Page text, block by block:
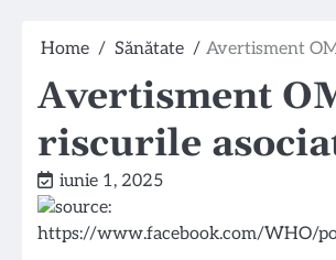
Home Sănătate Avertisment
Avertisment
riscurile
iunie 1, 2025